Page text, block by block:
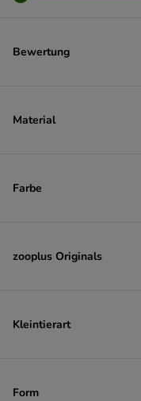
Bewertung
Material
Farbe
zooplus Originals
Kleintierart
Form